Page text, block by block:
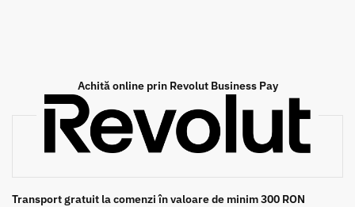
Achită online prin Revolut Business Pay
Transport gratuit la comenzi în valoare de minim 300 RON